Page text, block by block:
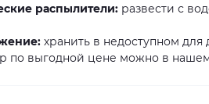
распылители: развести с
хранить в недоступном для
по выгодной цене можно в